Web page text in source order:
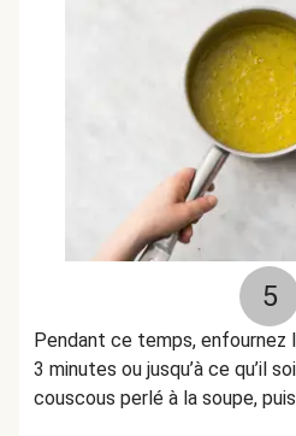
5
Pendant ce temps, enfournez
3 minutes ou jusqu’à ce qu’il
couscous perlé à la soupe,